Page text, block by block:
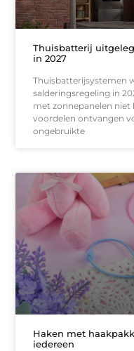
Thuisbatterij
in 2027
Thuisbatterijsystemen
salderingsregeling in
met zonnepanelen niet
voordelen ontvangen
ongebruikte
Haken met
iedereen